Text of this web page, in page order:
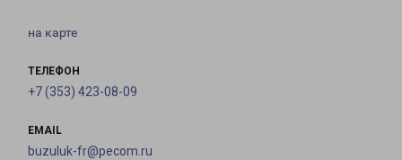
на карте
ТЕЛЕФОН
+7 (353) 423-08-09
EMAIL
buzuluk-fr@pecom.ru